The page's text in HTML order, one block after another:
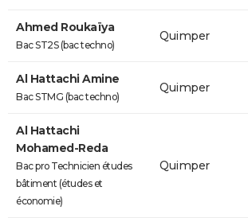
Ahmed Roukaïya
Bac ST2S (bac techno)
Quimper
Al Hattachi Amine
Bac STMG (bac techno)
Quimper
Al Hattachi
Mohamed-Reda
Bac pro Technicien études
bâtiment (études et
économie)
Quimper